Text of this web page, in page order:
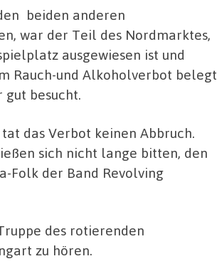
beiden anderen
war der Teil des Nordmarktes,
ausgewiesen ist und
Rauch-und Alkoholverbot belegt
gut besucht.
das Verbot keinen Abbruch.
sich nicht lange bitten, den
Folk der Band Revolving
des rotierenden
zu hören.